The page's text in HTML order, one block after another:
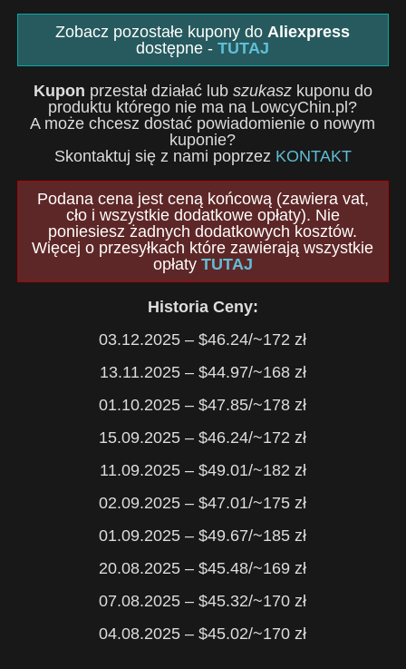
Zobacz pozostałe kupony doAliexpress
dostępne -TUTAJ
Kupon przestał działać lub szukaszkuponu do
produktu którego nie ma na LowcyChin.pl?
A może chcesz dostać powiadomienie o nowym
kuponie?
Skontaktuj się z nami poprzez KONTAKT
Podana cena jest ceną końcową (zawiera vat,
cło i wszystkie dodatkowe opłaty). Nie
poniesiesz żadnych dodatkowych kosztów.
Więcej o przesyłkach które zawierają wszystkie
opłaty TUTAJ
Historia Ceny:
03.12.2025 – $46.24/~172 zł
13.11.2025 – $44.97/~168 zł
01.10.2025 – $47.85/~178 zł
15.09.2025 – $46.24/~172 zł
11.09.2025 – $49.01/~182 zł
02.09.2025 – $47.01/~175 zł
01.09.2025 – $49.67/~185 zł
20.08.2025 – $45.48/~169 zł
07.08.2025 – $45.32/~170 zł
04.08.2025 – $45.02/~170 zł